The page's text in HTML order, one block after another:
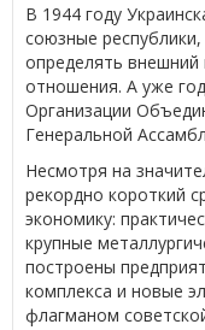
В 1944 году
союзные
определять
отношения. А уже
Организации
Генеральной
Несмотря на
рекордно короткий
экономику:
крупные
построены
комплекса и новые
флагманом